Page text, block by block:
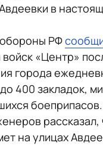
в
РФ
войск «Центр»
города
400 закладок,
на улицах